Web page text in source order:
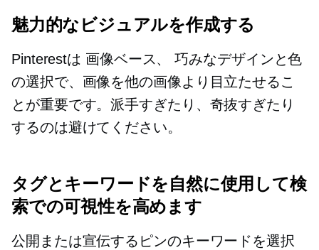
魅力的なビジュアルを作成する
Pinterestは 画像ベース、
巧みなデザインと色
の選択で、画像を他の画像より目立たせるこ
とが重要です。派手すぎたり、奇抜すぎたり
するのは避けてください。
タグとキーワードを自然に使用して検
索での可視性を高めます
公開または宣伝するピンのキーワードを選択